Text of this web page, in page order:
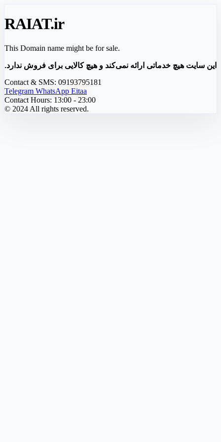
RAIAT.ir
This Domain name might be for sale.
این سایت هیچ خدماتی ارائه نمی‌کند و هیچ کالایی برای فروش ندارد.
Contact & SMS: 09193795181
Telegram WhatsApp Eitaa
Contact Hours: 13:00 - 23:00
© 2024 All rights reserved.